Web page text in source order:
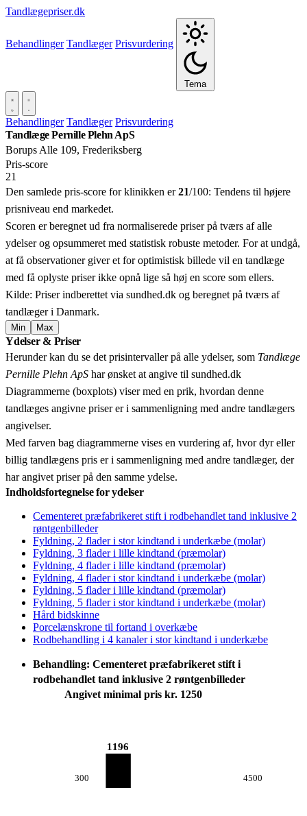
Tandlægepriser.dk
Behandlinger Tandlæger Prisvurdering
Tema
Behandlinger Tandlæger Prisvurdering
Tandlæge Pernille Plehn ApS
Borups Alle 109, Frederiksberg
Pris‑score
21
Den samlede pris-score for klinikken er21/100: Tendens til højere
prisniveau end markedet.
Scoren er beregnet ud fra normaliserede priser på tværs af alle
ydelser og opsummeret med statistisk robuste metoder. For at undgå,
at få observationer giver et for optimistisk billede vil en tandlæge
med få oplyste priser ikke opnå lige så høj en score som ellers.
Kilde: Priser indberettet via sundhed.dk og beregnet på tværs af
tandlæger i Danmark.
Min Max
+
−
Ydelser & Priser
Herunder kan du se det prisintervaller på alle ydelser, som Tandlæge
Pernille Plehn ApS har ønsket at angive til sundhed.dk
Diagrammerne (boxplots) viser med en prik, hvordan denne
tandlæges angivne priser er i sammenligning med andre tandlægers
angivelser.
Med farven bag diagrammerne vises en vurdering af, hvor dyr eller
billig tandlægens pris er i sammenligning med andre tandlæger, der
har angivet priser på den samme ydelse.
Indholdsfortegnelse for ydelser
Cementeret præfabrikeret stift i rodbehandlet tand inklusive 2
røntgenbilleder
Fyldning, 2 flader i stor kindtand i underkæbe (molar)
Fyldning, 3 flader i lille kindtand (præmolar)
Fyldning, 4 flader i lille kindtand (præmolar)
Fyldning, 4 flader i stor kindtand i underkæbe (molar)
Fyldning, 5 flader i lille kindtand (præmolar)
Fyldning, 5 flader i stor kindtand i underkæbe (molar)
Hård bidskinne
Porcelænskrone til fortand i overkæbe
Rodbehandling i 4 kanaler i stor kindtand i underkæbe
Behandling: Cementeret præfabrikeret stift i
rodbehandlet tand inklusive 2 røntgenbilleder
Angivet minimal pris kr. 1250
300
1196
4500